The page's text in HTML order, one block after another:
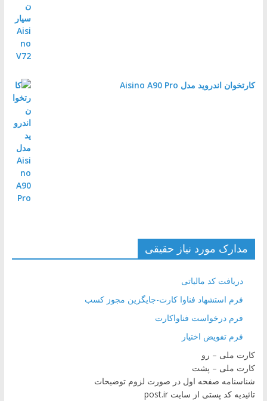
کارتخوان اندروید مدل Aisino A90 Pro
مدارک مورد نیاز حقیقی
دریافت کد مالیاتی
فرم استشهاد فناوا کارت-جایگزین مجوز کسب
فرم درخواست فناواکارت
فرم تفویض اختیار
کارت ملی – رو
کارت ملی – پشت
شناسنامه صفحه اول در صورت لزوم توضیحات
تائیدیه کد پستی از سایت post.ir